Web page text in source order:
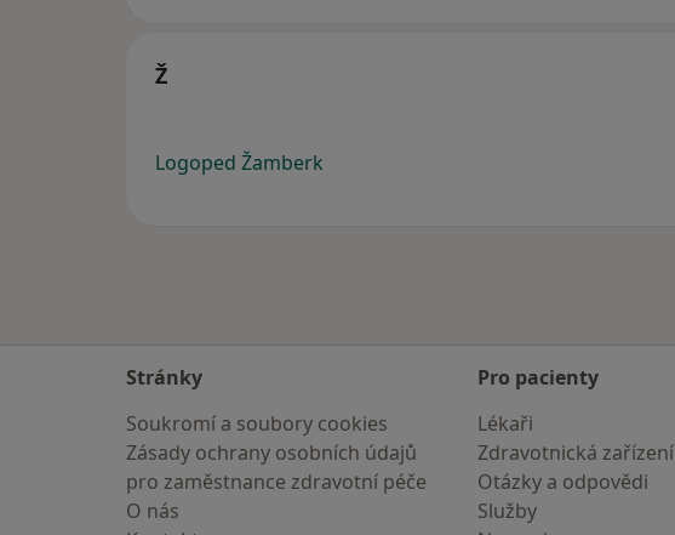
Ž
Logoped Žamberk
Stránky
Soukromí a soubory cookies
Zásady ochrany osobních údajů
pro zaměstnance zdravotní péče
O nás
Pro pacienty
Lékaři
Zdravotnická zařízení
Otázky a odpovědi
Služby